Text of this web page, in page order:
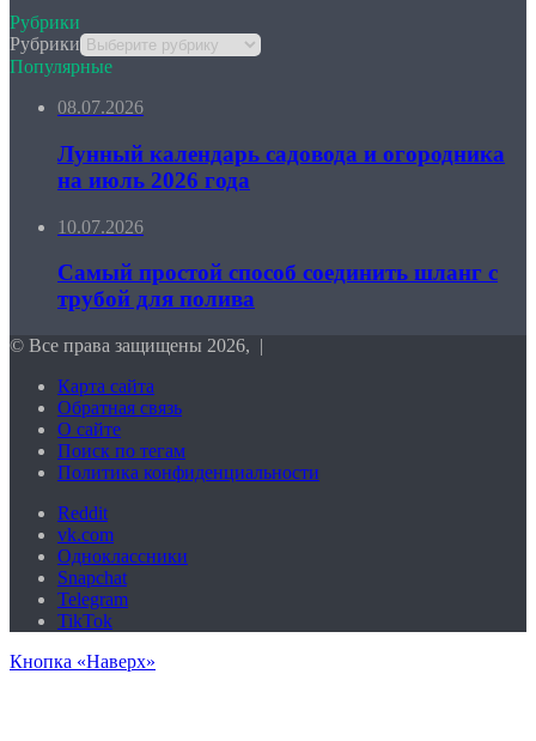
Рубрики
Рубрики
Популярные
08.07.2026
Лунный календарь садовода и огородника
на июль 2026 года
10.07.2026
Самый простой способ соединить шланг с
трубой для полива
© Все права защищены 2026, |
Карта сайта
Обратная связь
О сайте
Поиск по тегам
Политика конфиденциальности
Reddit
vk.com
Одноклассники
Snapchat
Telegram
TikTok
Кнопка «Наверх»